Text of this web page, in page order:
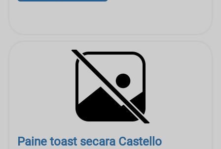
Paine toast secara Castello